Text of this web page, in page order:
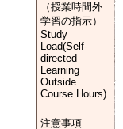
（授業時間外
学習の指示）
Study
Load(Self-
directed
Learning
Outside
Course Hours)
注意事項